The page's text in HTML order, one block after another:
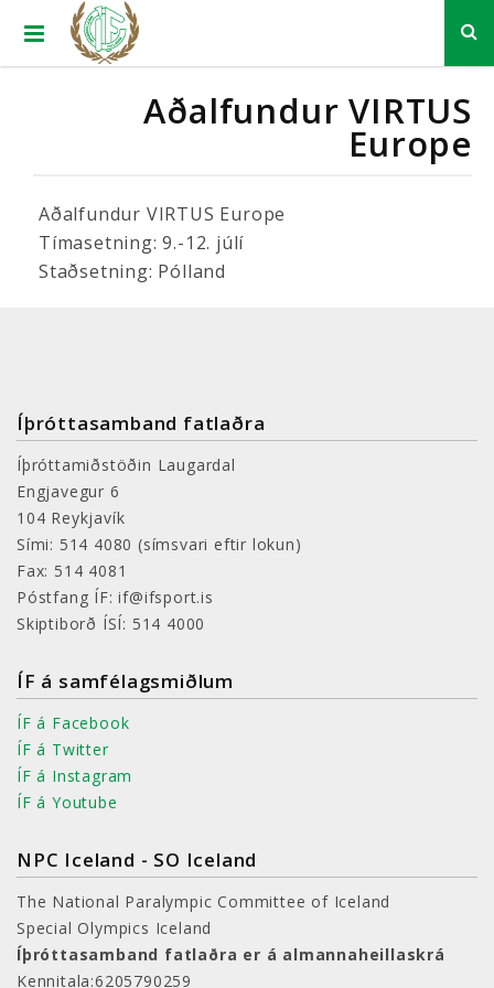
Aðalfundur VIRTUS
Europe
Aðalfundur VIRTUS Europe
Tímasetning: 9.-12. júlí
Staðsetning: Pólland
Íþróttasamband fatlaðra
Íþróttamiðstöðin Laugardal
Engjavegur 6
104 Reykjavík
Sími: 514 4080(símsvari eftir lokun)
Fax: 514 4081
Póstfang ÍF: if@ifsport.is
Skiptiborð ÍSÍ: 514 4000
ÍF á samfélagsmiðlum
ÍF á Facebook
ÍF á Twitter
ÍF á Instagram
ÍF á Youtube
NPC Iceland - SO Iceland
The National Paralympic Committee of Iceland
Special Olympics Iceland
Íþróttasamband fatlaðra er á almannaheillaskrá
Kennitala:6205790259